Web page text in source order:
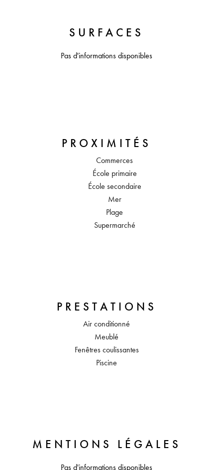
SURFACES
Pas d'informations disponibles
PROXIMITÉS
Commerces
École primaire
École secondaire
Mer
Plage
Supermarché
PRESTATIONS
Air conditionné
Meublé
Fenêtres coulissantes
Piscine
MENTIONS LÉGALES
Pas d'informations disponibles